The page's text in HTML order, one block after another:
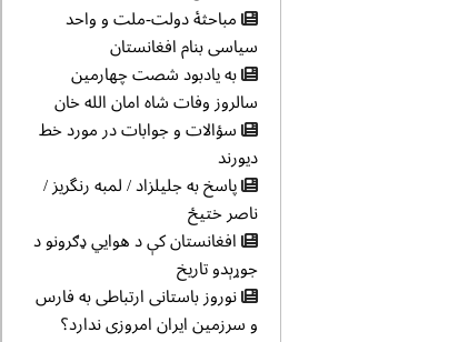
مباحثهٔ دولت-ملت و واحد
سیاسی بنام افغانستان
به یادبود شصت چهارمین
سالروز وفات شاه امان الله خان
سؤالات و جوابات در مورد خط
دیورند
پاسخ به جلیلزاد / لمبه رنگریز /
ناصر ختیځ
افغانستان کې د هوایي ډګرونو د
جوړېدو تاریخ
نوروز باستانی ارتباطی به فارس
و سرزمین ایران امروزی ندارد؟